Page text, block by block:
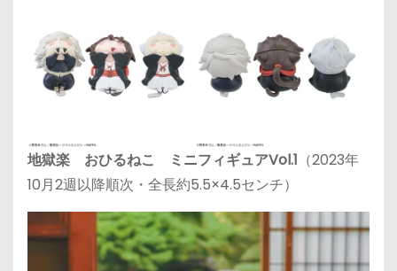
地獄楽 おひるねこ ミニフィギュアVol.1 （2023年
10月2週以降順次・全長約5.5×4.5センチ）